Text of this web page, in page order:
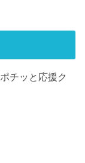
チッと応援ク